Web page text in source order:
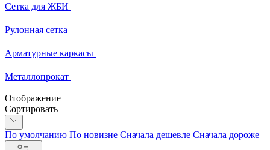
Сетка для ЖБИ
Рулонная сетка
Арматурные каркасы
Металлопрокат
Отображение
Сортировать
По умолчанию По новизне Сначала дешевле Сначала дороже